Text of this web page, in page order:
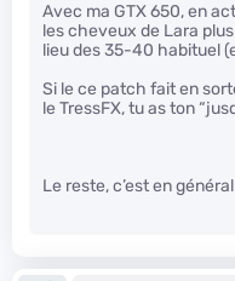
Avec ma GTX 650, en
les cheveux de Lara
lieu des 35-40 habituel
Si le ce patch fait en
le TressFX, tu as ton
Le reste, c’est en